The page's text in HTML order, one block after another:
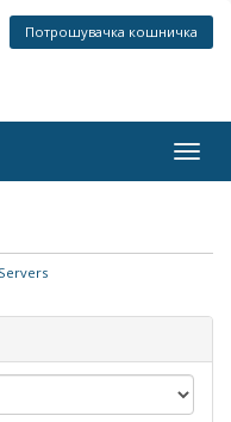
Потрошувачка кошничка